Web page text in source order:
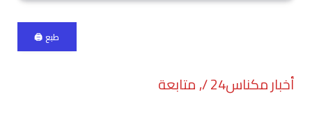
طبع 🖨
أخبار مكناس24 /, متابعة